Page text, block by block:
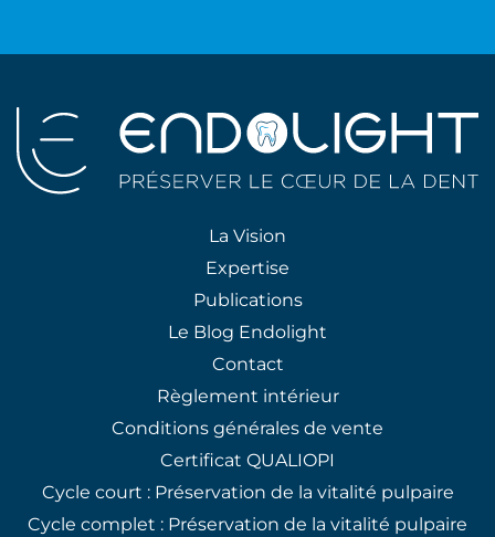
La Vision
Expertise
Publications
Le Blog Endolight
Contact
Règlement intérieur
Conditions générales de vente
Certificat QUALIOPI
Cycle court : Préservation de la vitalité pulpaire
Cycle complet : Préservation de la vitalité pulpaire